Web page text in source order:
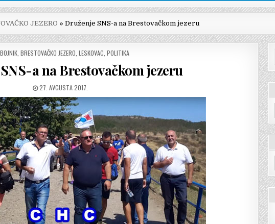
JEZERO » Druženje SNS-a na Brestovačkom jezeru
POSTED
BOJNIK, BRESTOVAČKO JEZERO LESKOVAC POLITIKA
a na Brestovačkom jezeru
DATUM
OBJAVLJIVANJA:
27. AVGUSTA 2017.